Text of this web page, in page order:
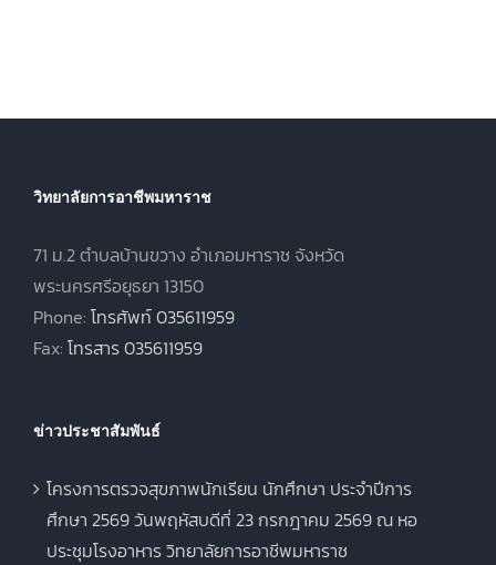
ฤดูร้อน ประจำปี
วิทยาลัยการอาชีพมหาราช
71 ม.2 ตำบลบ้านขวาง อำเภอมหาราช จังหวัด
พระนครศรีอยุธยา 13150
Phone: โทรศัพท์ 035611959
Fax: โทรสาร 035611959
ข่าวประชาสัมพันธ์
โครงการตรวจสุขภาพนักเรียน นักศึกษา ประจำปีการ
ศึกษา 2569 วันพฤหัสบดีที่ 23 กรกฎาคม 2569 ณ หอ
ประชุมโรงอาหาร วิทยาลัยการอาชีพมหาราช